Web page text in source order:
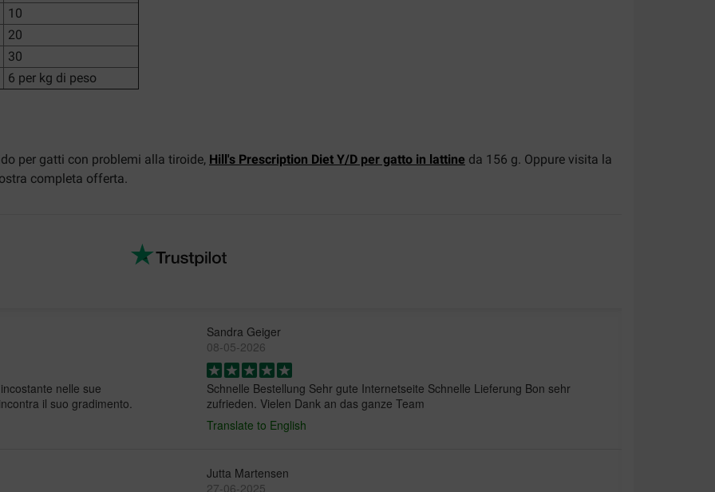
10
20
30
6 per kg di peso
per gatti con problemi alla tiroide, Hill's Prescription Diet Y/D per gatto in lattine da 156 g. Oppure visita la
completa offerta.
nelle sue
il suo gradimento.
Sandra Geiger
08-05-2026
Schnelle Bestellung Sehr gute Internetseite Schnelle Lieferung Bon sehr
zufrieden. Vielen Dank an das ganze Team
Translate to English
Jutta Martensen
27-06-2025